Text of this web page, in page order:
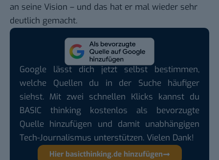
an seine Vision – und das hat er mal wieder sehr
deutlich gemacht.
Google lässt dich jetzt selbst bestimmen,
welche Quellen du in der Suche häufiger
siehst. Mit zwei schnellen Klicks kannst du
BASIC thinking kostenlos als bevorzugte
Quelle hinzufügen und damit unabhängigen
Tech-Journalismus unterstützen. Vielen Dank!
Hier basicthinking.de hinzufügen